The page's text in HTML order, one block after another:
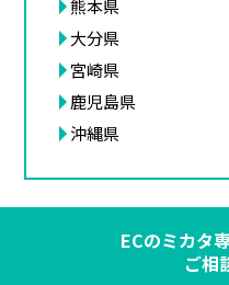
熊本県
大分県
宮崎県
鹿児島県
沖縄県
ECのミカタ
ご相